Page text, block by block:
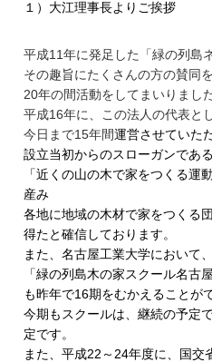
１）大江理事長よりご挨拶
平成11年に発足した「緑の列島
その趣旨にたくさんの方の賛同
20年の間活動をしてまいりました
平成16年に、この法人の代表と
今日まで15年間運営させていた
設立当初からのスローガンである
「近くの山の木で家をつくる運動
産み
各地に地域の木材で家をつくる
得たと確信しております。
また、名古屋工業大学において
「緑の列島木の家スクール名古屋
も昨年で16期をむかえることが
今期もスクールは、継続の予定
定です。
また、平成22～24年度に、国交